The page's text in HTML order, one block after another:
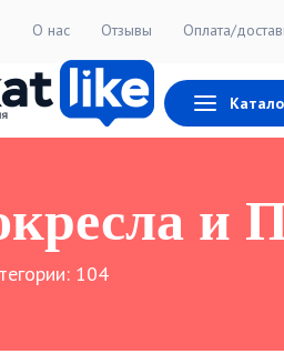
О нас Отзывы Оплата/
и
104